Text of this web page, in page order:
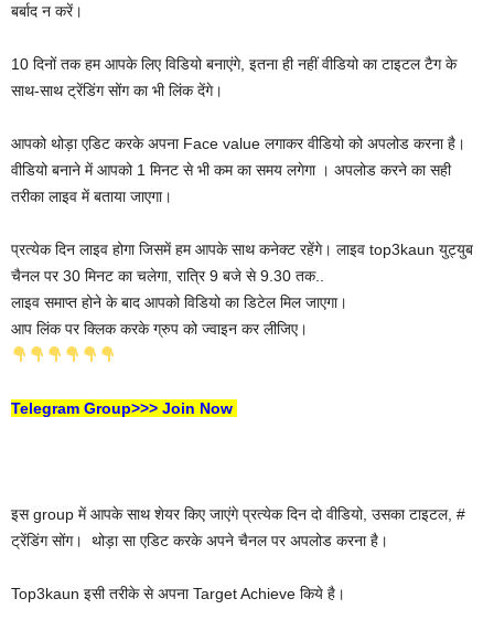
बर्बाद न करें।‌
10 दिनों तक हम आपके लिए विडियो बनाएंगे, इतना ही नहीं वीडियो का टाइटल टैग के
साथ-साथ ट्रेंडिंग सोंग का भी लिंक देंगे।
आपको थोड़ा एडिट करके अपना Face value लगाकर वीडियो को अपलोड करना है।
वीडियो बनाने में आपको 1 मिनट से भी कम का समय लगेगा । अपलोड करने का सही
तरीका लाइव में बताया जाएगा।
प्रत्येक दिन लाइव होगा जिसमें हम आपके साथ कनेक्ट रहेंगे। लाइव top3kaun युट्युब
चैनल पर 30 मिनट का चलेगा, रात्रि 9 बजे से 9.30 तक..
लाइव समाप्त होने के बाद आपको विडियो का डिटेल मिल जाएगा।
आप लिंक पर क्लिक करके ग्रुप को ज्वाइन कर लीजिए।
Telegram Group>>> Join Now
इस group में आपके साथ शेयर किए जाएंगे प्रत्येक दिन दो वीडियो, उसका टाइटल, #‌
ट्रेंडिंग सोंग। थोड़ा सा एडिट करके अपने चैनल पर अपलोड करना है।
Top3kaun इसी तरीके से अपना Target Achieve किये है।